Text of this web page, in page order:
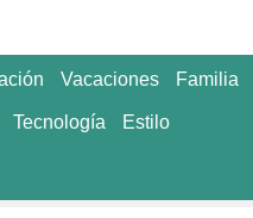
Vacaciones Familia
Tecnología Estilo